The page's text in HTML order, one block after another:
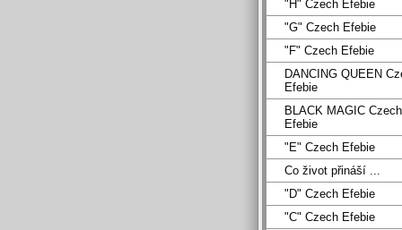
"H" Czech Efebie
"G" Czech Efebie
"F" Czech Efebie
DANCING QUEEN
Efebie
BLACK MAGIC Czech
Efebie
"E" Czech Efebie
Co život přináší ...
"D" Czech Efebie
"C" Czech Efebie